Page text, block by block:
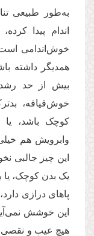
به‌طور طبیعی
‌اندام پیدا
خوش‌اندامی است
همدیگر داشته
بیش ‌از حد رشد
خوش‌قیافه،
کوچک باشد،
وابرویش هم
این چیز جالبی
یک بدن کوچک، یا
پاهای درازی
این خوشش
هیچ عیب و نقصی